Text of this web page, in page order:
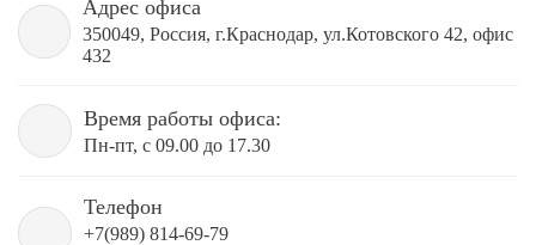
Адрес офиса
350049, Россия, г.Краснодар, ул.Котовского 42, офис
432
Время работы офиса:
Пн-пт, с 09.00 до 17.30
Телефон
+7(989) 814-69-79